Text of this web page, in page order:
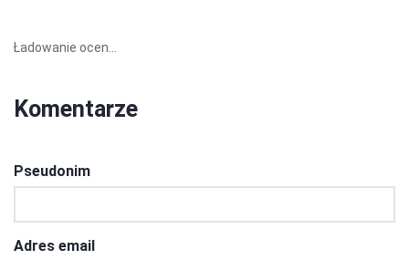
Ładowanie ocen...
Komentarze
Pseudonim
Adres email